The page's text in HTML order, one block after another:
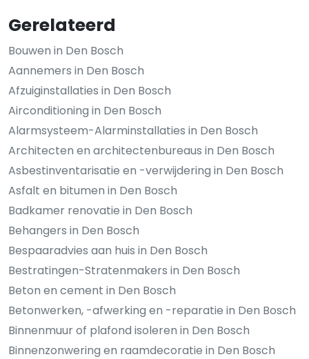
Gerelateerd
Bouwen in Den Bosch
Aannemers in Den Bosch
Afzuiginstallaties in Den Bosch
Airconditioning in Den Bosch
Alarmsysteem-Alarminstallaties in Den Bosch
Architecten en architectenbureaus in Den Bosch
Asbestinventarisatie en -verwijdering in Den Bosch
Asfalt en bitumen in Den Bosch
Badkamer renovatie in Den Bosch
Behangers in Den Bosch
Bespaaradvies aan huis in Den Bosch
Bestratingen-Stratenmakers in Den Bosch
Beton en cement in Den Bosch
Betonwerken, -afwerking en -reparatie in Den Bosch
Binnenmuur of plafond isoleren in Den Bosch
Binnenzonwering en raamdecoratie in Den Bosch